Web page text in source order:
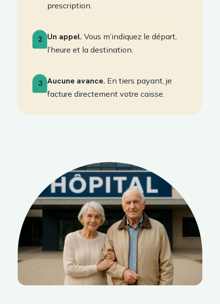
prescription.
2 Un appel. Vous m’indiquez le départ,
l’heure et la destination.
3 Aucune avance. En tiers payant, je
facture directement votre caisse.